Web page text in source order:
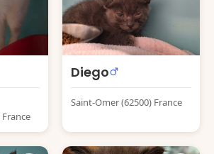
Diego
Saint-Omer (62500) France